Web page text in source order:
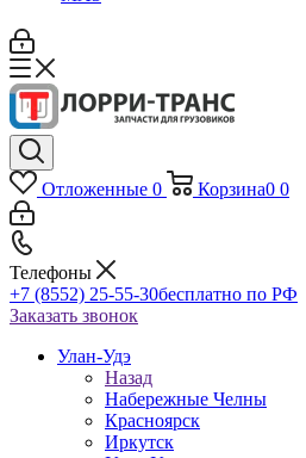
Отложенные 0 Корзина0 0
Телефоны
+7 (8552) 25-55-30бесплатно по РФ
Заказать звонок
Улан-Удэ
Назад
Набережные Челны
Красноярск
Иркутск